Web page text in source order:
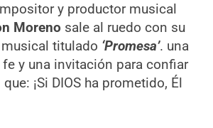
y productor musical
Moreno sale al ruedo con su
titulado ‘Promesa’. una
y una invitación para confiar
¡Si DIOS ha prometido, Él